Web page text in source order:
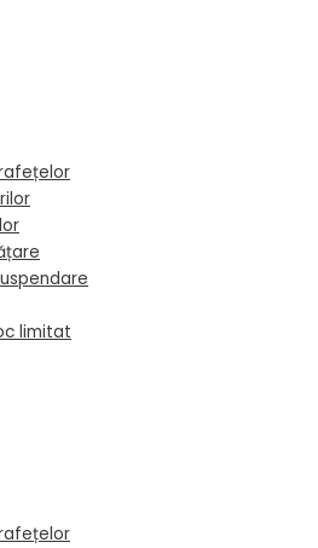
limitat